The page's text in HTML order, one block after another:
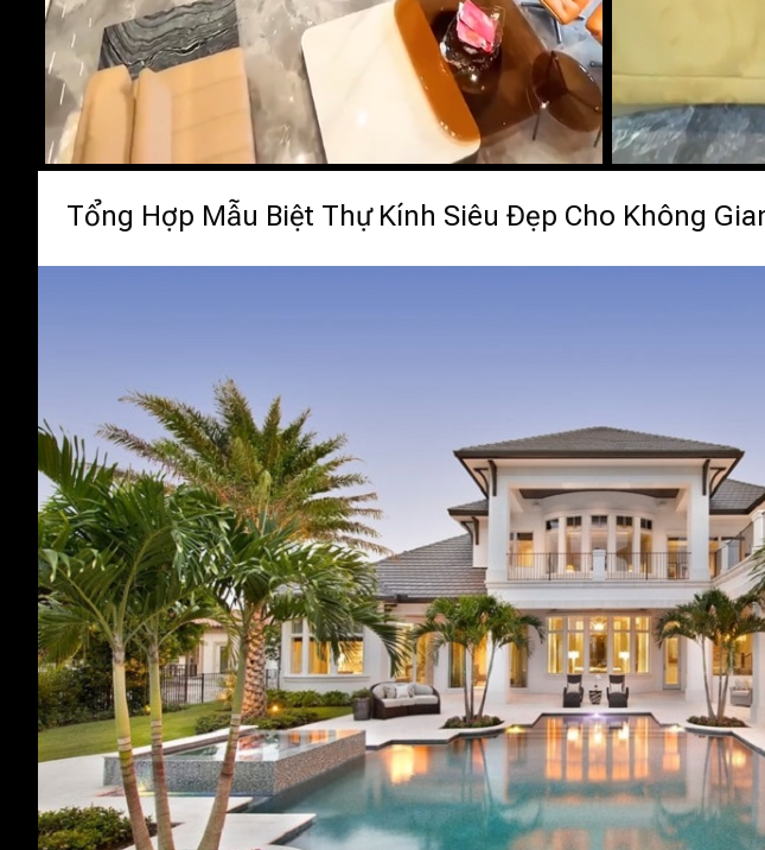
Tổng Hợp Mẫu Biệt Thự Kính Siêu Đẹp Cho Không